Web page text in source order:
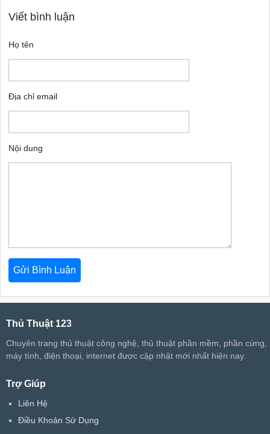
Viết bình luận
Họ tên
Địa chỉ email
Nội dung
Thủ Thuật 123
Chuyên trang thủ thuật công nghệ, thủ thuật phần mềm, phần cứng,
máy tính, điện thoại, internet được cập nhật mới nhất hiện nay.
Trợ Giúp
Liên Hệ
Điều Khoản Sử Dụng